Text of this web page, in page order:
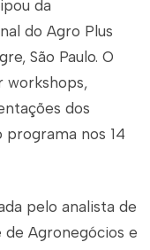
da
do Agro Plus
São Paulo. O
workshops,
dos
nos 14
pelo analista de
Agronegócios e